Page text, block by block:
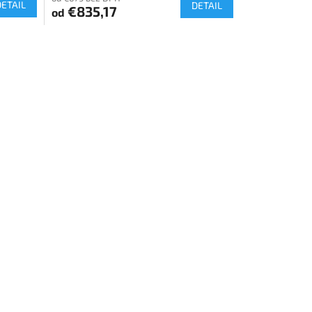
od €835,17 DETAIL